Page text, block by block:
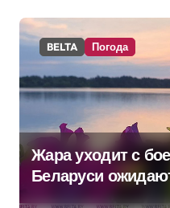
BELTA Погода
Жара уходит с
Беларуси
грозы